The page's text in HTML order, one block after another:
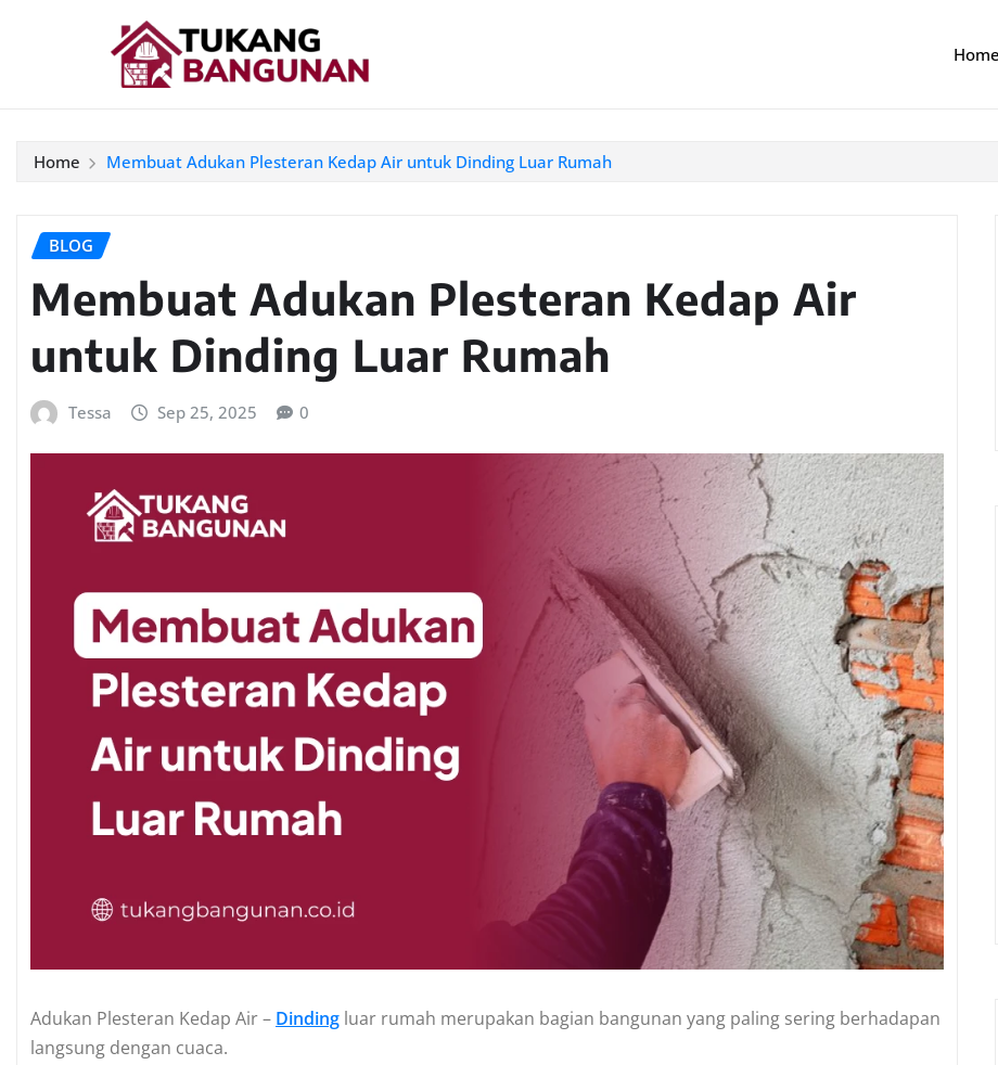
Home
Home Membuat Adukan Plesteran Kedap Air untuk Dinding Luar Rumah
BLOG
Membuat Adukan Plesteran Kedap Air
untuk Dinding Luar Rumah
Tessa Sep 25, 2025 0
Adukan Plesteran Kedap Air – Dinding luar rumah merupakan bagian bangunan yang paling sering berhadapan
langsung dengan cuaca.